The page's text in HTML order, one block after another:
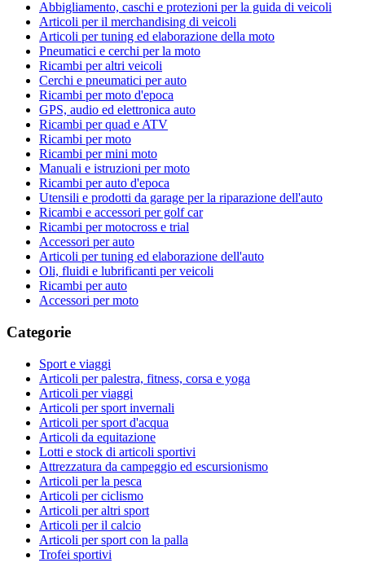
Abbigliamento, caschi e protezioni per la guida di veicoli
Articoli per il merchandising di veicoli
Articoli per tuning ed elaborazione della moto
Pneumatici e cerchi per la moto
Ricambi per altri veicoli
Cerchi e pneumatici per auto
Ricambi per moto d'epoca
GPS, audio ed elettronica auto
Ricambi per quad e ATV
Ricambi per moto
Ricambi per mini moto
Manuali e istruzioni per moto
Ricambi per auto d'epoca
Utensili e prodotti da garage per la riparazione dell'auto
Ricambi e accessori per golf car
Ricambi per motocross e trial
Accessori per auto
Articoli per tuning ed elaborazione dell'auto
Oli, fluidi e lubrificanti per veicoli
Ricambi per auto
Accessori per moto
Categorie
Sport e viaggi
Articoli per palestra, fitness, corsa e yoga
Articoli per viaggi
Articoli per sport invernali
Articoli per sport d'acqua
Articoli da equitazione
Lotti e stock di articoli sportivi
Attrezzatura da campeggio ed escursionismo
Articoli per la pesca
Articoli per ciclismo
Articoli per altri sport
Articoli per il calcio
Articoli per sport con la palla
Trofei sportivi